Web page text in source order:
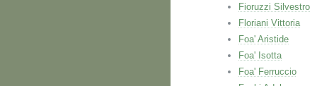
Fioruzzi Silvestro
Floriani Vittoria
Foa' Aristide
Foa' Isotta
Foa' Ferruccio